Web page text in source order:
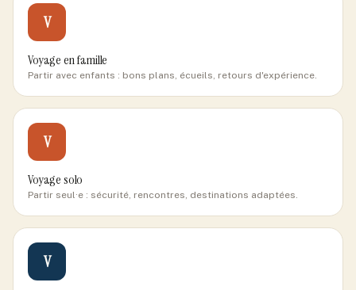
V
Voyage en famille
Partir avec enfants : bons plans, écueils, retours d'expérience.
V
Voyage solo
Partir seul·e : sécurité, rencontres, destinations adaptées.
V